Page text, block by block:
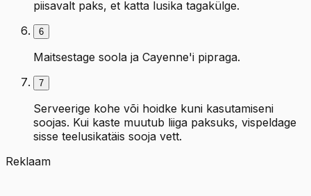
piisavalt paks, et katta lusika tagakülge.
6
Maitsestage soola ja Cayenne'i pipraga.
7
Serveerige kohe või hoidke kuni kasutamiseni
soojas. Kui kaste muutub liiga paksuks, vispeldage
sisse teelusikatäis sooja vett.
Reklaam